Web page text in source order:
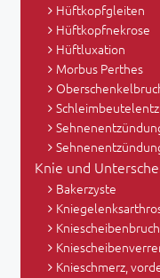
Hüftkopfgleiten
Hüftkopfnekrose
Hüftluxation
Morbus Perthes
Knie und
Bakerzyste
Kniescheibenbruch
Knieschmerz,